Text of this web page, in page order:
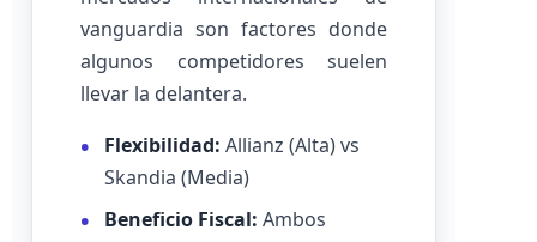
vanguardia son factores donde
algunos competidores suelen
llevar la delantera.
Flexibilidad: Allianz (Alta) vs
Skandia (Media)
Beneficio Fiscal: Ambos